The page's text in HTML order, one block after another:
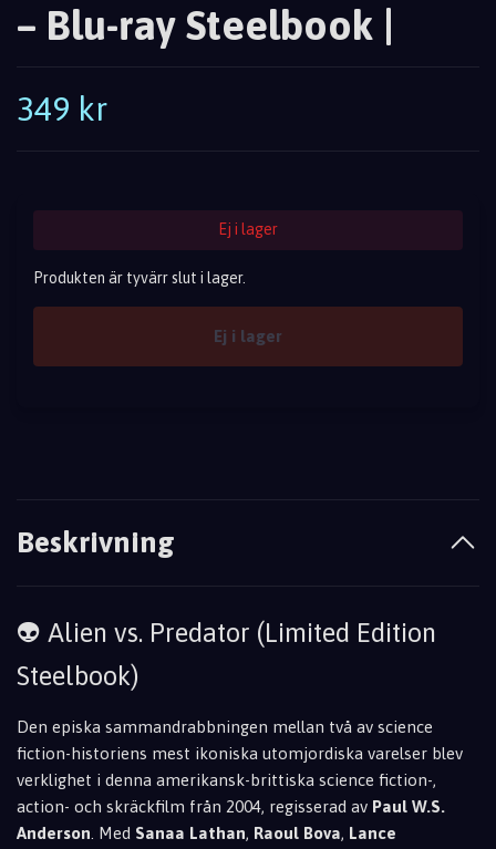
– Blu-ray Steelbook |
349 kr
Ej i lager
Produkten är tyvärr slut i lager.
Ej i lager
Beskrivning
👽 Alien vs. Predator (Limited Edition
Steelbook)
Den episka sammandrabbningen mellan två av science
fiction-historiens mest ikoniska utomjordiska varelser blev
verklighet i denna amerikansk-brittiska science fiction-,
action- och skräckfilm från 2004, regisserad av Paul W.S.
Anderson . Med Sanaa Lathan, Raoul Bova, Lance